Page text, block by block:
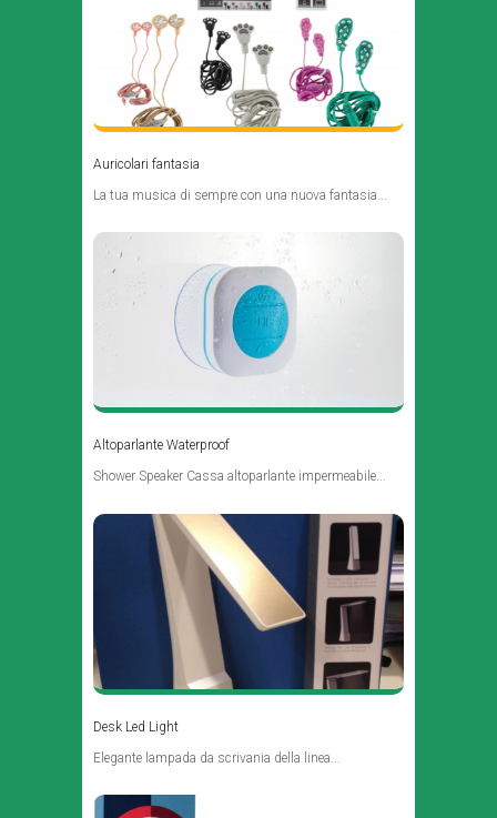
Auricolari fantasia
La tua musica di sempre con una nuova fantasia...
Altoparlante Waterproof
Shower Speaker Cassa altoparlante impermeabile...
Desk Led Light
Elegante lampada da scrivania della linea...